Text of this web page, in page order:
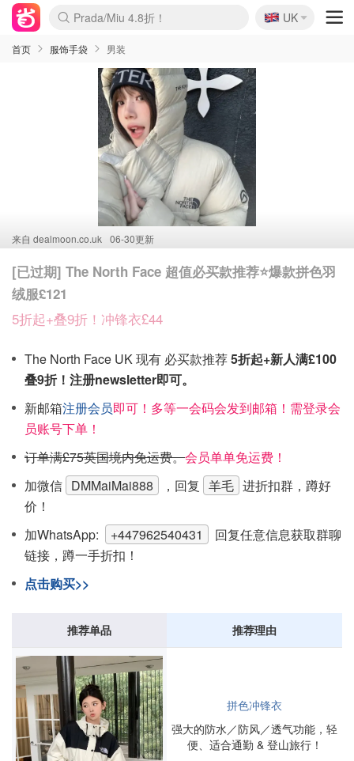
麦卢卡蜂蜜夏促！个位数！
Prada/Miu 4.8折！
啥？必胜客披萨5折！
🇬🇧
UK
首页 服饰手袋 男装
来自 dealmoon.co.uk 06-30更新
[已过期] The North Face 超值必买款推荐⭐️爆款拼色羽
绒服£121
5折起+叠9折！冲锋衣£44
The North Face UK 现有 必买款推荐5折起+新人满£100
叠9折！注册newsletter即可。
新邮箱注册会员即可！多等一会码会发到邮箱！需登录会
员账号下单！
订单满£75英国境内免运费。会员单单免运费！
加微信 DMMaiMai888 ，回复 羊毛 进折扣群，蹲好
价！
加WhatsApp:
+447962540431
回复任意信息获取群聊
链接，蹲一手折扣！
点击购买>>
推荐单品 推荐理由
拼色冲锋衣
强大的防水／防风／透气功能，轻
便、适合通勤 & 登山旅行！